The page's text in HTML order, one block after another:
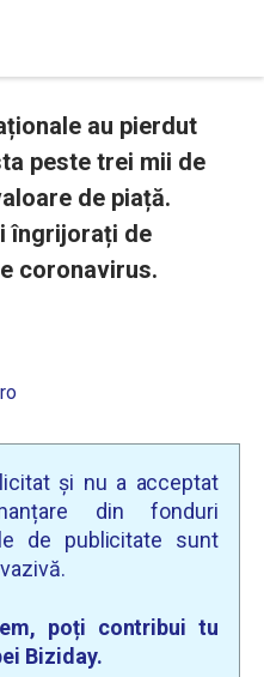
au pierdut
peste trei mii de
de piață.
îngrijorați de
coronavirus.
și nu a acceptat
din fonduri
de publicitate sunt
poți contribui tu
Biziday.